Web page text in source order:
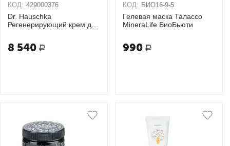
КОД: 429000376
Dr. Hauschka
Регенерирующий крем для
Dekolletecreme
8 540 Р
КОД: БИО16-9-5
Гелевая маска Талассо
MineraLife БиоБьюти
990 Р